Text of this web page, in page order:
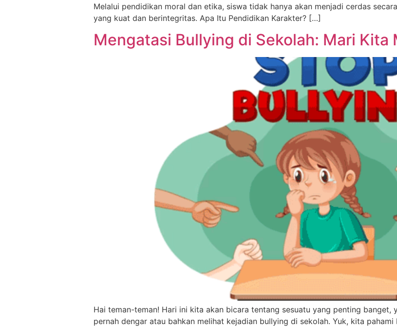
Melalui pendidikan moral dan etika, siswa tidak hanya akan menjadi cerdas
yang kuat dan berintegritas. Apa Itu Pendidikan Karakter? […]
Mengatasi Bullying di Sekolah: Mari Kita
Hai teman-teman! Hari ini kita akan bicara tentang sesuatu yang penting banget,
pernah dengar atau bahkan melihat kejadian bullying di sekolah. Yuk, kita